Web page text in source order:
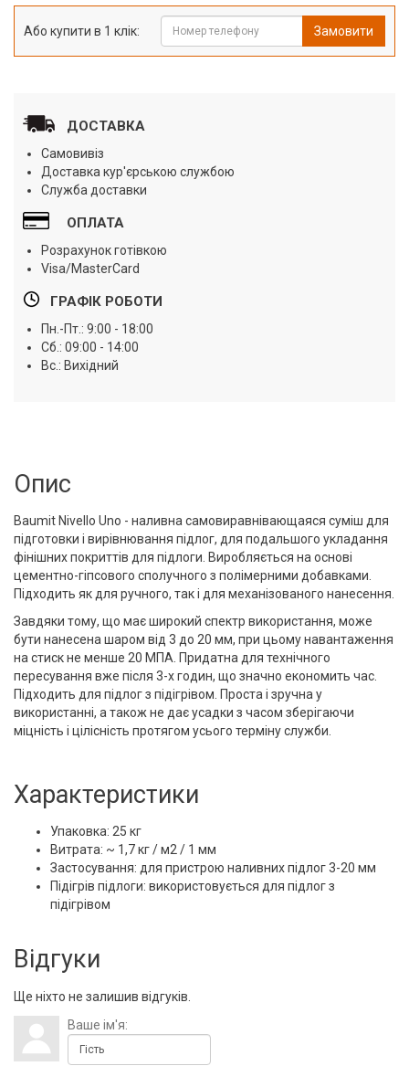
Або купити в 1 клік: Замовити
ДОСТАВКА
Самовивіз
Доставка кур'єрською службою
Служба доставки
ОПЛАТА
Розрахунок готівкою
Visa/MasterCard
ГРАФІК РОБОТИ
Пн.-Пт.: 9:00 - 18:00
Сб.: 09:00 - 14:00
Вс.: Вихідний
Опис
Baumit Nivello Uno - наливна самовиравнівающаяся суміш для
підготовки і вирівнювання підлог, для подальшого укладання
фінішних покриттів для підлоги. Виробляється на основі
цементно-гіпсового сполучного з полімерними добавками.
Підходить як для ручного, так і для механізованого нанесення.
Завдяки тому, що має широкий спектр використання, може
бути нанесена шаром від 3 до 20 мм, при цьому навантаження
на стиск не менше 20 МПА. Придатна для технічного
пересування вже після 3-х годин, що значно економить час.
Підходить для підлог з підігрівом. Проста і зручна у
використанні, а також не дає усадки з часом зберігаючи
міцність і цілісність протягом усього терміну служби.
Характеристики
Упаковка: 25 кг
Витрата: ~ 1,7 кг / м2 / 1 мм
Застосування: для пристрою наливних підлог 3-20 мм
Підігрів підлоги: використовується для підлог з
підігрівом
Відгуки
Ще ніхто не залишив відгуків.
Ваше ім'я: